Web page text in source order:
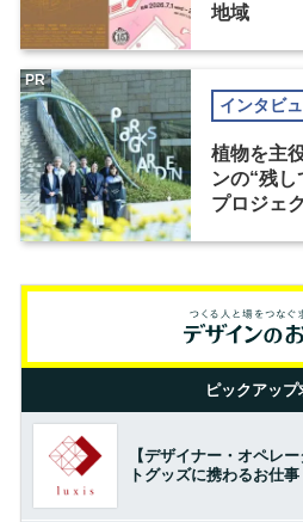
地域
インタビ
植物を主
ンの“残
プロジェ
PR
ピックアップ
【デザイナー・オペレ
トグッズに携わるお仕事